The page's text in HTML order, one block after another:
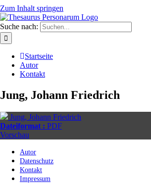
Zum Inhalt springen
Suche nach:
Startseite
Autor
Kontakt
Jung, Johann Friedrich
Jung, Johann Friedrich
Dateiformat : PDF
Vorschau
Autor
Datenschutz
Kontakt
Impressum